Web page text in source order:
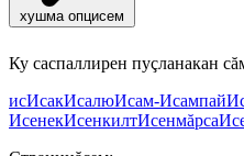
хушма опцисем
Ку саспаллирен пуçланакан
исИсакИсалюИсам-Исампай
ИсенекИсенкилтИсенмăрса